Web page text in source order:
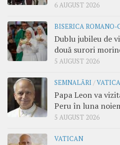
6 AUGUST 2026
BISERICA ROMANO-
Dublu jubileu de
două surori
5 AUGUST 2026
SEMNALĂRI /
Papa Leon va
Peru în luna
5 AUGUST 2026
VATICAN